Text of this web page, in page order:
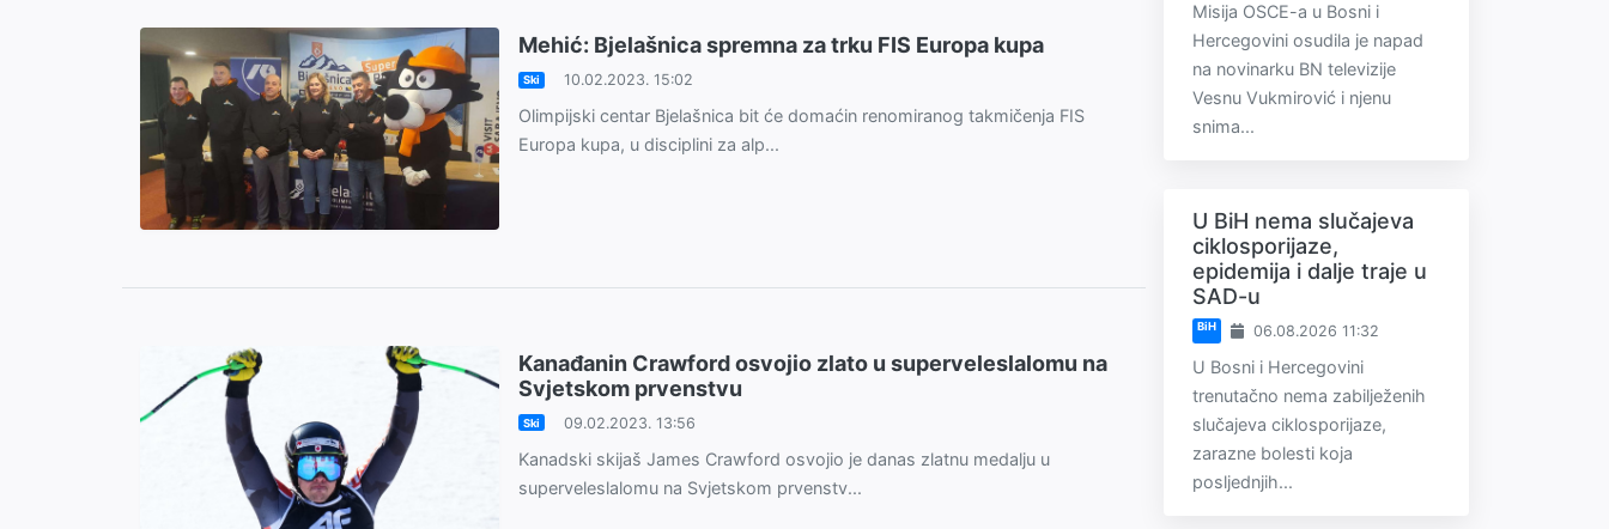
Mehić: Bjelašnica spremna za trku FIS Europa kupa
Ski 10.02.2023. 15:02
Olimpijski centar Bjelašnica bit će domaćin renomiranog takmičenja FIS
Europa kupa, u disciplini za alp...
Kanađanin Crawford osvojio zlato u superveleslalomu na
Svjetskom prvenstvu
Ski 09.02.2023. 13:56
Kanadski skijaš James Crawford osvojio je danas zlatnu medalju u
superveleslalomu na Svjetskom prvenstv...
Misija OSCE-a u Bosni i
Hercegovini osudila je napad
na novinarku BN televizije
Vesnu Vukmirović i njenu
snima...
U BiH nema slučajeva
ciklosporijaze,
epidemija i dalje traje u
SAD-u
BiH 06.08.2026 11:32
U Bosni i Hercegovini
trenutačno nema zabilježenih
slučajeva ciklosporijaze,
zarazne bolesti koja
posljednjih...